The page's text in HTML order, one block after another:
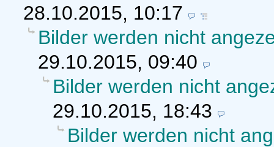
28.10.2015, 10:17
Bilder werden nicht
29.10.2015, 09:40
Bilder werden nicht
29.10.2015, 18:43
Bilder werden nicht